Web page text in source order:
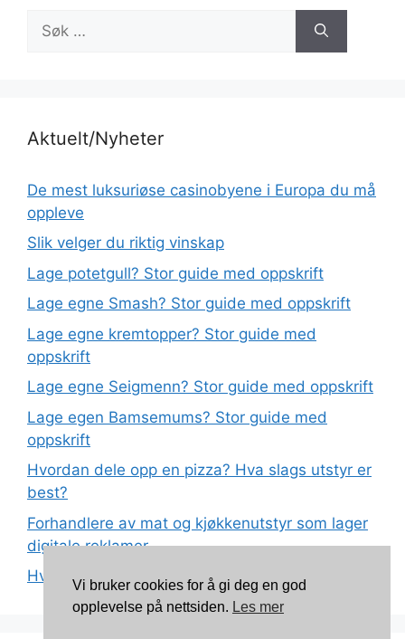
etter:
Aktuelt/Nyheter
De mest luksuriøse casinobyene i Europa du må
oppleve
Slik velger du riktig vinskap
Lage potetgull? Stor guide med oppskrift
Lage egne Smash? Stor guide med oppskrift
Lage egne kremtopper? Stor guide med
oppskrift
Lage egne Seigmenn? Stor guide med oppskrift
Lage egen Bamsemums? Stor guide med
oppskrift
Hvordan dele opp en pizza? Hva slags utstyr er
best?
Forhandlere av mat og kjøkkenutstyr som lager
digitale reklamer
Hva betyr det at plast har matkvalitet?
Vi bruker cookies for å gi deg en god
opplevelse på nettsiden. Les mer